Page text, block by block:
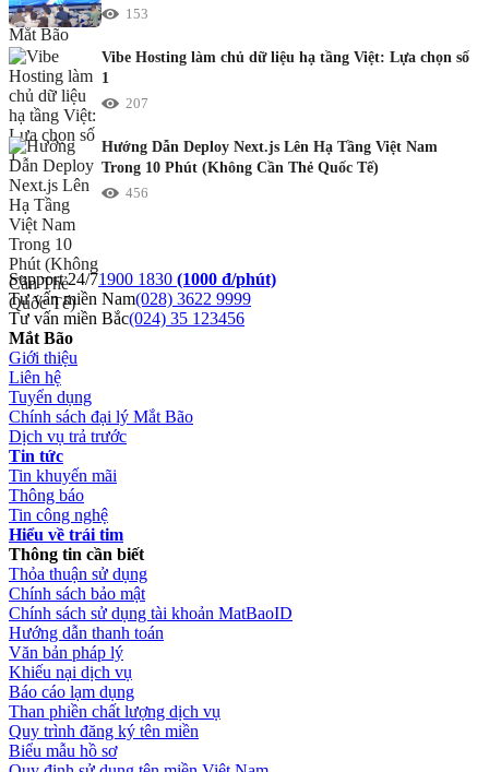
153
Vibe Hosting làm chủ dữ liệu hạ tầng Việt: Lựa chọn số
1
207
Hướng Dẫn Deploy Next.js Lên Hạ Tầng Việt Nam
Trong 10 Phút (Không Cần Thẻ Quốc Tế)
456
Support 24/71900 1830 (1000 đ/phút)
Tư vấn miền Nam(028) 3622 9999
Tư vấn miền Bắc(024) 35 123456
Mắt Bão
Giới thiệu
Liên hệ
Tuyển dụng
Chính sách đại lý Mắt Bão
Dịch vụ trả trước
Tin tức
Tin khuyến mãi
Thông báo
Tin công nghệ
Hiểu về trái tim
Thông tin cần biết
Thỏa thuận sử dụng
Chính sách bảo mật
Chính sách sử dụng tài khoản MatBaoID
Hướng dẫn thanh toán
Văn bản pháp lý
Khiếu nại dịch vụ
Báo cáo lạm dụng
Than phiền chất lượng dịch vụ
Quy trình đăng ký tên miền
Biểu mẫu hồ sơ